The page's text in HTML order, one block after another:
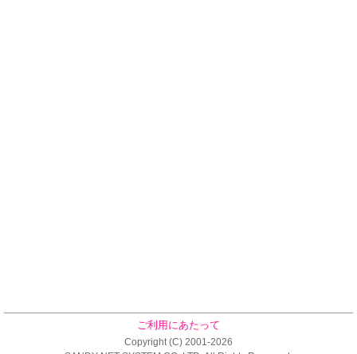
ご利用にあたって
Copyright (C) 2001-2026